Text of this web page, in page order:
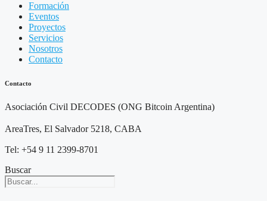
Formación
Eventos
Proyectos
Servicios
Nosotros
Contacto
Contacto
Asociación Civil DECODES (ONG Bitcoin Argentina)
AreaTres, El Salvador 5218, CABA
Tel: +54 9 11 2399-8701
Buscar